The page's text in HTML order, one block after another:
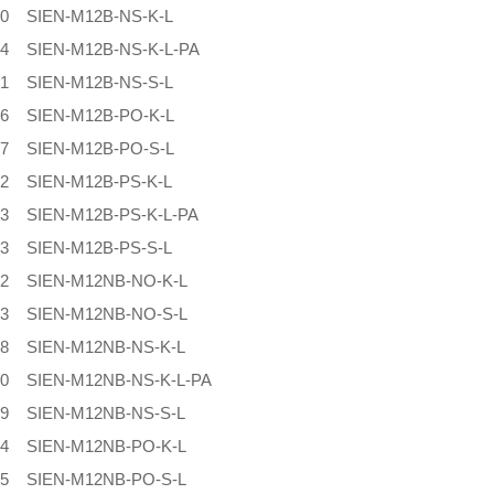
SIEN-M12B-NS-K-L
SIEN-M12B-NS-K-L-PA
SIEN-M12B-NS-S-L
SIEN-M12B-PO-K-L
SIEN-M12B-PO-S-L
SIEN-M12B-PS-K-L
SIEN-M12B-PS-K-L-PA
SIEN-M12B-PS-S-L
SIEN-M12NB-NO-K-L
SIEN-M12NB-NO-S-L
SIEN-M12NB-NS-K-L
SIEN-M12NB-NS-K-L-PA
SIEN-M12NB-NS-S-L
SIEN-M12NB-PO-K-L
SIEN-M12NB-PO-S-L